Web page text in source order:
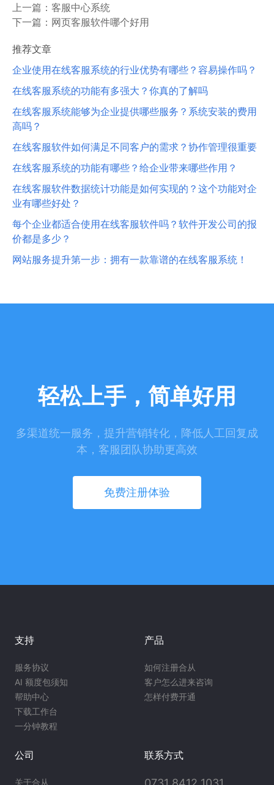
上一篇： 客服中心系统
下一篇： 网页客服软件哪个好用
推荐文章
企业使用在线客服系统的行业优势有哪些？容易操作吗？
在线客服系统的功能有多强大？你真的了解吗
在线客服系统能够为企业提供哪些服务？系统安装的费用
高吗？
在线客服软件如何满足不同客户的需求？协作管理很重要
在线客服系统的功能有哪些？给企业带来哪些作用？
在线客服软件数据统计功能是如何实现的？这个功能对企
业有哪些好处？
每个企业都适合使用在线客服软件吗？软件开发公司的报
价都是多少？
网站服务提升第一步：拥有一款靠谱的在线客服系统！
轻松上手，简单好用
多渠道统一服务，提升营销转化，降低人工回复成
本，客服团队协助更高效
免费注册体验
支持
服务协议
AI 额度包须知
帮助中心
下载工作台
一分钟教程
产品
如何注册合从
客户怎么进来咨询
怎样付费开通
公司
关于合从
联系方式